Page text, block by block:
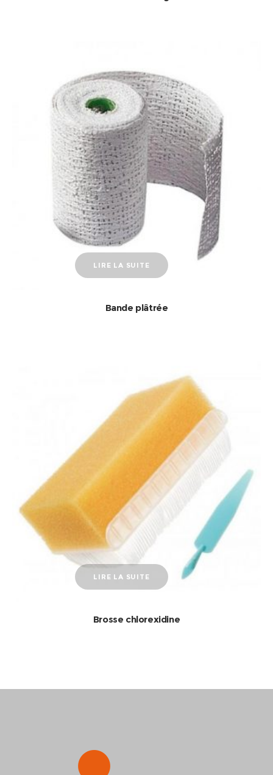
LIRE LA SUITE
Bande plâtrée
LIRE LA SUITE
Brosse chlorexidine